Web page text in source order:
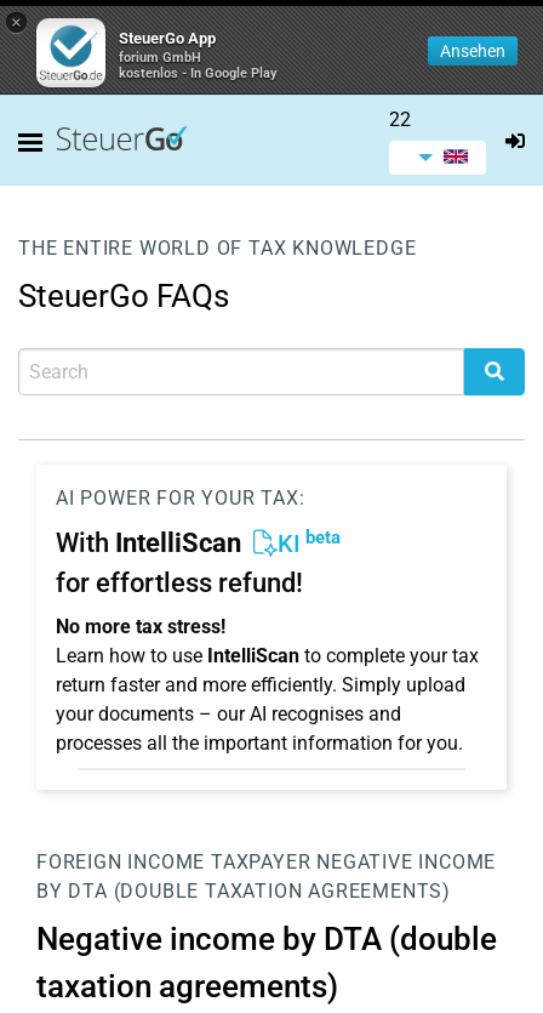
×
SteuerGo App
forium GmbH
kostenlos - In Google Play
Ansehen
22
THE ENTIRE WORLD OF TAX KNOWLEDGE
SteuerGo FAQs
AI POWER FOR YOUR TAX:
With IntelliScan KI beta
for effortless refund!
No more tax stress!
Learn how to use IntelliScan to complete your tax
return faster and more efficiently. Simply upload
your documents – our AI recognises and
processes all the important information for you.
FOREIGN INCOME TAXPAYER NEGATIVE INCOME
BY DTA (DOUBLE TAXATION AGREEMENTS)
Negative income by DTA (double
taxation agreements)